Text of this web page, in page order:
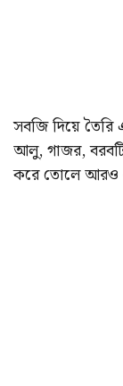
সবজি দিয়ে
আলু, গাজর,
করে তোলে আরও